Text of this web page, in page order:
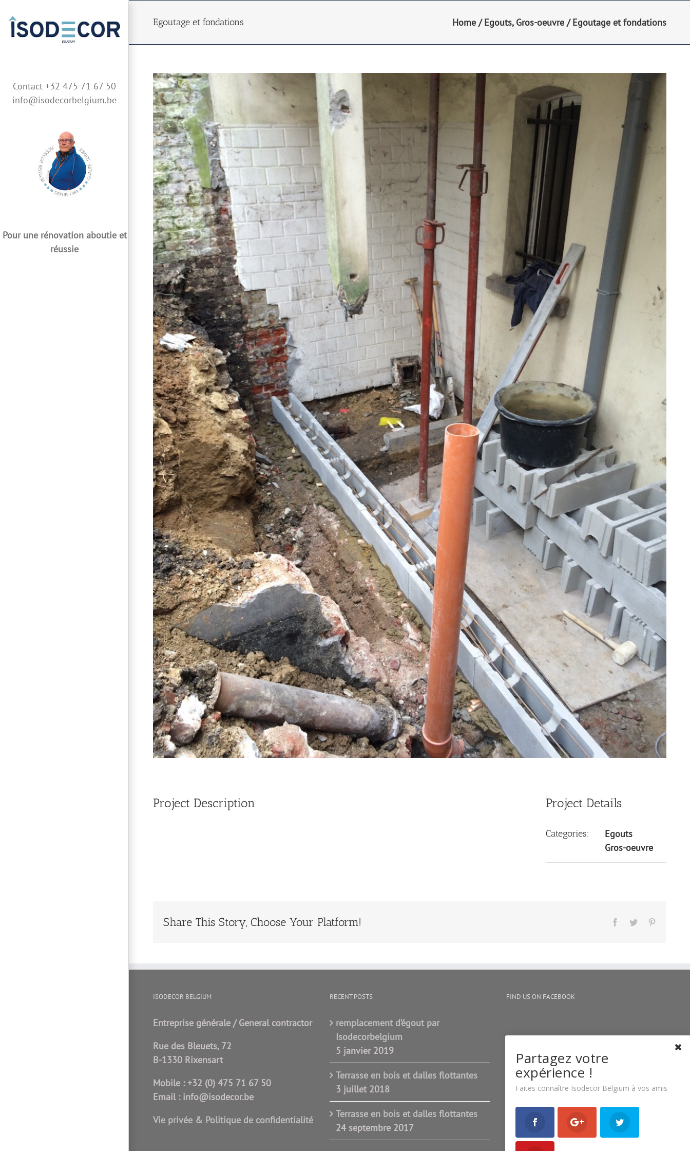
content
Contact +32 475 71 67 50
info@isodecorbelgium.be
Pour une rénovation aboutie et
réussie
Egoutage et fondations Home / Egouts, Gros-oeuvre / Egoutage et fondations
Project Description Project Details
Categories:
Egouts
Gros-oeuvre
Share This Story, Choose Your Platform! Facebook
Twitter
ISODECOR BELGIUM
Entreprise générale / General contractor
Rue des Bleuets, 72
B-1330 Rixensart
Mobile :+32 (0) 475 71 67 50
Email :info@isodecor.be
Vie privée & Politique de confidentialité
RECENT POSTS
remplacement d’égout par
Isodecorbelgium
5 janvier 2019
Terrasse en bois et dalles flottantes
3 juillet 2018
Terrasse en bois et dalles flottantes
24 septembre 2017
FIND US ON FACEBOOK
Partagez votre
expérience !
Faites connaître Isodecor Belgium à vos amis